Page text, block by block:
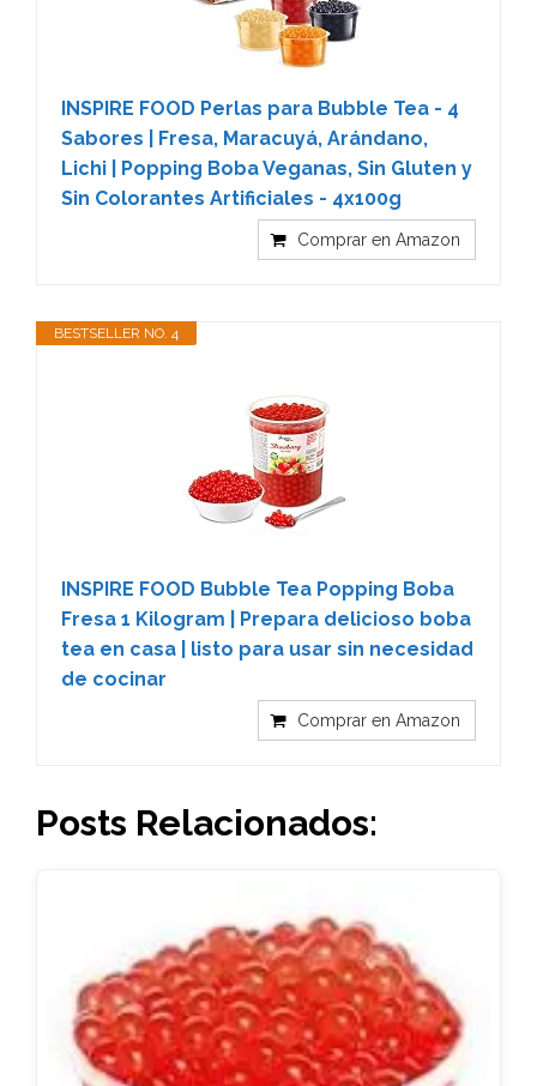
INSPIRE FOOD Perlas para Bubble Tea - 4
Sabores | Fresa, Maracuyá, Arándano,
Lichi | Popping Boba Veganas, Sin Gluten y
Sin Colorantes Artificiales - 4x100g
Comprar en Amazon
BESTSELLER NO. 4
INSPIRE FOOD Bubble Tea Popping Boba
Fresa 1 Kilogram | Prepara delicioso boba
tea en casa | listo para usar sin necesidad
de cocinar
Comprar en Amazon
Posts Relacionados: